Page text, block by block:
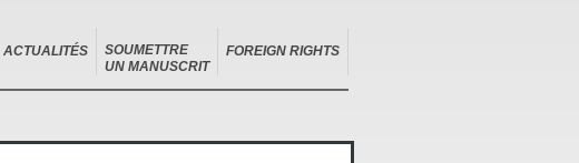
ACTUALITÉS
SOUMETTRE
UN MANUSCRIT
FOREIGN RIGHTS